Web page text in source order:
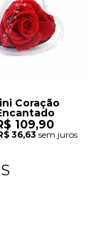
Coração
109,90
36,63sem juros